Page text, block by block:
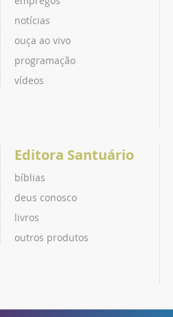
notícias
ouça ao vivo
programação
vídeos
Editora Santuário
bíblias
deus conosco
livros
outros produtos